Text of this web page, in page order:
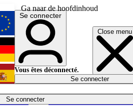
Ga naar de hoofdinhoud
Close menu
Se connecter
Économie
English
Deutsch
Español
Se connecter
Vous êtes déconnecté.
Se connecter